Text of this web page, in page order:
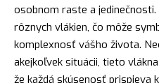
osobnom raste a
rôznych vlákien, čo môže
komplexnosť vášho života.
akejkoľvek situácii, tieto
že každá skúsenosť prispieva